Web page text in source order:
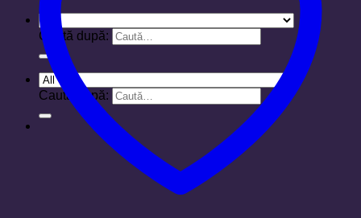
Caută după:
Caută după: